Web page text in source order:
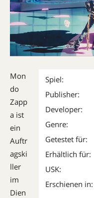
Spiel:
Publisher:
Developer:
Genre:
Getestet für:
Erhältlich für:
USK:
Erschienen in:
Mon
do
Zapp
a ist
ein
Auftr
agski
ller
im
Dien